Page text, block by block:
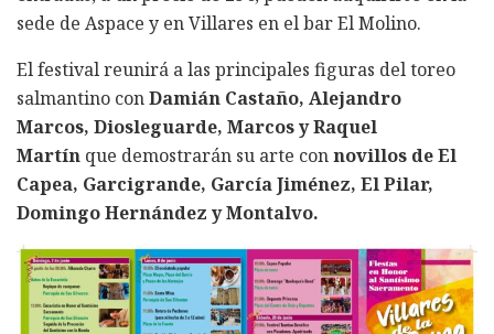
sede de Aspace y en Villares en el bar El Molino.
El festival reunirá a las principales figuras del toreo
salmantino conDamián Castaño, Alejandro
Marcos, Diosleguarde, Marcos y Raquel
Martín que demostrarán su arte connovillos de El
Capea, Garcigrande, García Jiménez, El Pilar,
Domingo Hernández y Montalvo.